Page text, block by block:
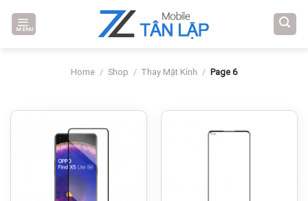
MENU
Home / Shop / Thay Mặt Kính / Page 6